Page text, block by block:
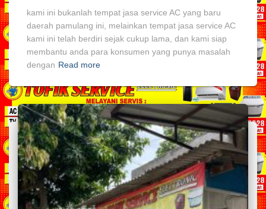
kami ini bukanlah tempat jasa service AC yang baru
daerah pamulang ini, melainkan tempat jasa service AC
kami ini telah berdiri sejak cukup lama, dan kami siap
membantu anda para konsumen yang punya masalah
dengan Read more